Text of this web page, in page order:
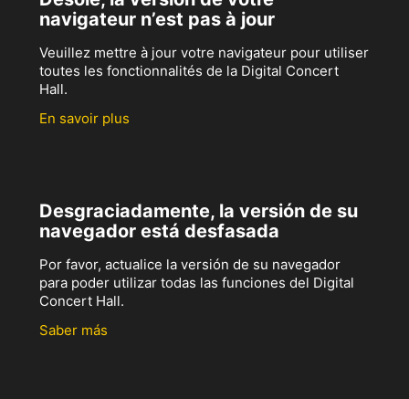
navigateur n’est pas à jour
Veuillez mettre à jour votre navigateur pour utiliser
toutes les fonctionnalités de la Digital Concert
Hall.
En savoir plus
Desgraciadamente, la versión de su
navegador está desfasada
Por favor, actualice la versión de su navegador
para poder utilizar todas las funciones del Digital
Concert Hall.
Saber más